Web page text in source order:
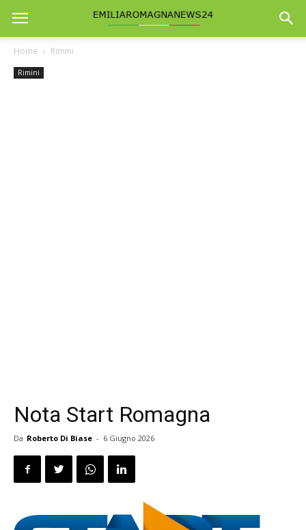
Home Rimini
Rimini
Nota Start Romagna
Da Roberto Di Biase - 6 Giugno 2026